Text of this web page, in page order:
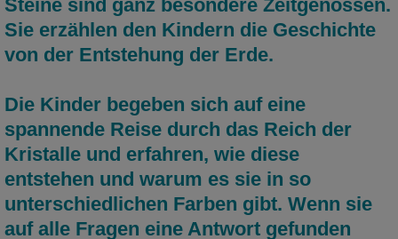
Steine sind ganz besondere Zeitgenossen.
Sie erzählen den Kindern die Geschichte
von der Entstehung der Erde.
Die Kinder begeben sich auf eine
spannende Reise durch das Reich der
Kristalle und erfahren, wie diese
entstehen und warum es sie in so
unterschiedlichen Farben gibt. Wenn sie
auf alle Fragen eine Antwort gefunden